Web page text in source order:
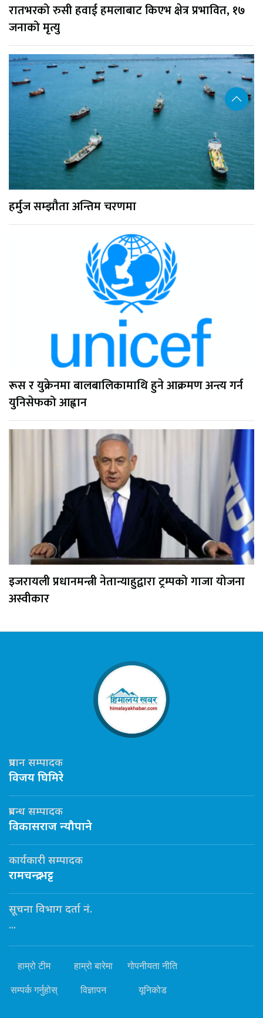
रातभरको रुसी हवाई हमलाबाट किएभ क्षेत्र प्रभावित, १७
जनाको मृत्यु
हर्मुज सम्झौता अन्तिम चरणमा
रूस र युक्रेनमा बालबालिकामाथि हुने आक्रमण अन्त्य गर्न
युनिसेफको आह्वान
इजरायली प्रधानमन्त्री नेतान्याहुद्वारा ट्रम्पको गाजा योजना
अस्वीकार
प्रधान सम्पादक
विजय घिमिरे
प्रबन्ध सम्पादक
विकासराज न्यौपाने
कार्यकारी सम्पादक
रामचन्द्र भट्ट
सूचना विभाग दर्ता नं.
...
हाम्रो टीम हाम्रो बारेमा गोपनीयता नीति
सम्पर्क गर्नुहोस् विज्ञापन यूनिकोड